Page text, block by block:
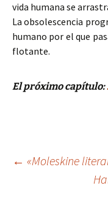
vida humana se
La obsolescencia
humano por el que
flotante.
El próximo capítulo:
← «Moleskine